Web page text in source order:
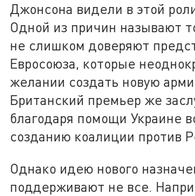
Джонсона видели в этой
Одной из причин называют
не слишком доверяют
Евросоюза, которые
желании создать новую
Британский премьер же
благодаря помощи Украине
созданию коалиции против
Однако идею нового
поддерживают не все.